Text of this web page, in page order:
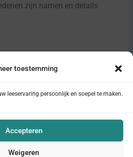
toestemming
leeservaring persoonlijk en soepel te maken.
Accepteren
Weigeren
zijn namen en details
Disclaimer